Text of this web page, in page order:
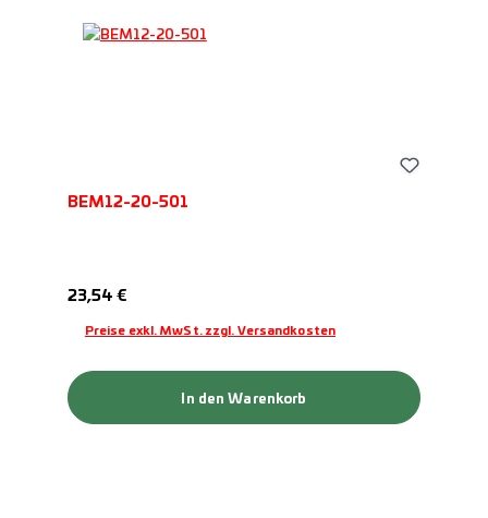
BEM12-20-501
Regulärer Preis:
23,54 €
Preise exkl. MwSt. zzgl. Versandkosten
In den Warenkorb